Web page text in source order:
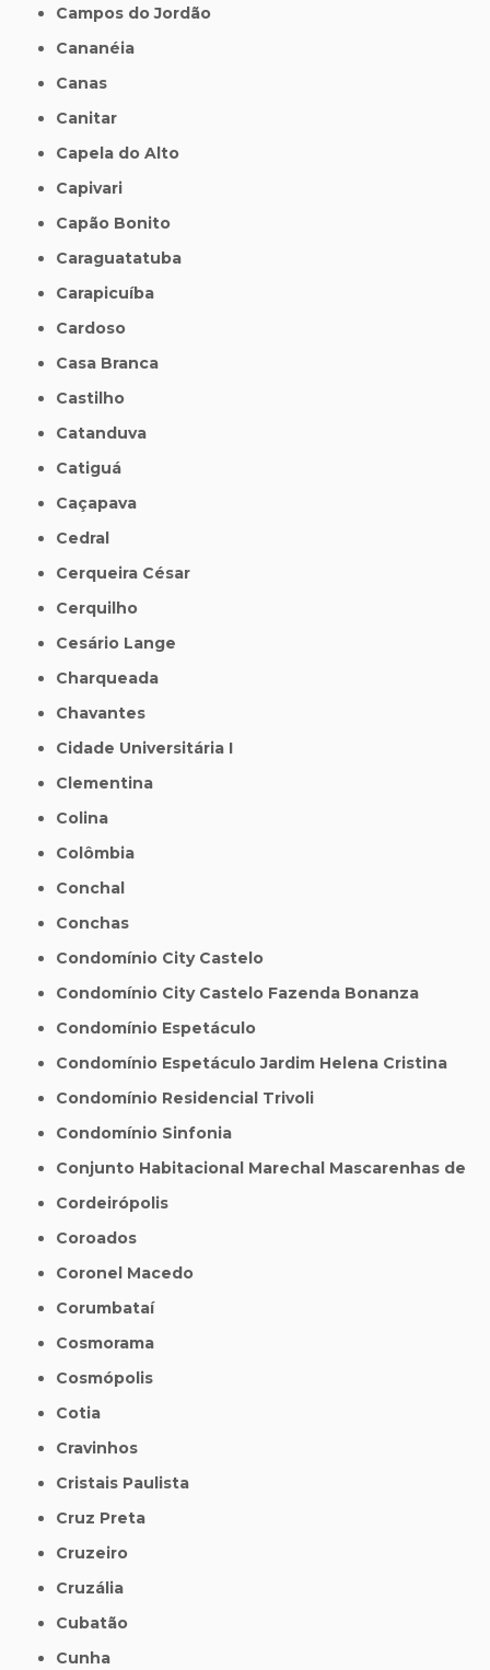
Campos do Jordão
Cananéia
Canas
Canitar
Capela do Alto
Capivari
Capão Bonito
Caraguatatuba
Carapicuíba
Cardoso
Casa Branca
Castilho
Catanduva
Catiguá
Caçapava
Cedral
Cerqueira César
Cerquilho
Cesário Lange
Charqueada
Chavantes
Cidade Universitária I
Clementina
Colina
Colômbia
Conchal
Conchas
Condomínio City Castelo
Condomínio City Castelo Fazenda Bonanza
Condomínio Espetáculo
Condomínio Espetáculo Jardim Helena Cristina
Condomínio Residencial Trivoli
Condomínio Sinfonia
Conjunto Habitacional Marechal Mascarenhas de
Cordeirópolis
Coroados
Coronel Macedo
Corumbataí
Cosmorama
Cosmópolis
Cotia
Cravinhos
Cristais Paulista
Cruz Preta
Cruzeiro
Cruzália
Cubatão
Cunha